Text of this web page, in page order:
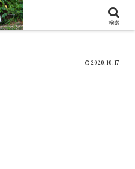
2020.10.17
検索